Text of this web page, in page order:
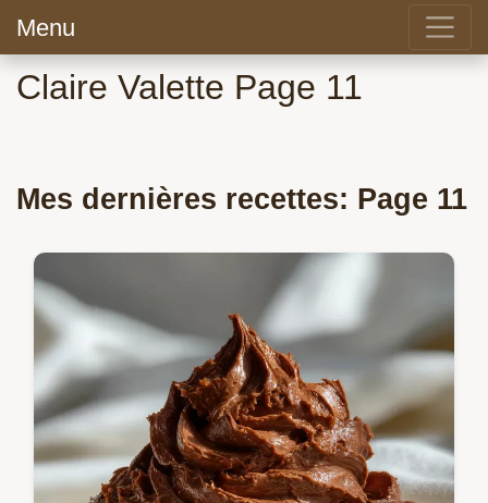
Menu
Claire Valette Page 11
Mes dernières recettes: Page 11